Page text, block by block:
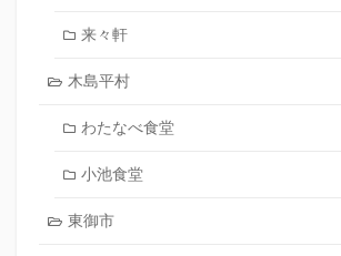
来々軒
木島平村
わたなべ食堂
小池食堂
東御市